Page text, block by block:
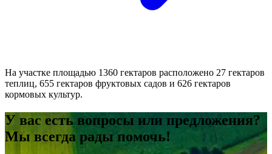
На участке площадью 1360 гектаров расположено 27 гектаров
теплиц, 655 гектаров фруктовых садов и 626 гектаров
кормовых культур.
У вас есть вопросы или предложения?
Мы всегда рады помочь!